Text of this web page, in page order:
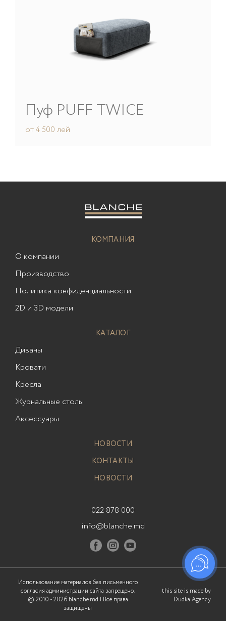
Пуф PUFF TWICE
от4 500 лей
КОМПАНИЯ
О компании
Производство
Политика конфиденциальности
2D и 3D модели
КАТАЛОГ
Диваны
Кровати
Кресла
Журнальные столы
Аксессуары
НОВОСТИ
КОНТАКТЫ
НОВОСТИ
022 878 000
info@blanche.md
Использование материалов без письменного
согласия администрации сайта запрещено.
© 2010 - 2026 blanche.md | Все права
защищены
this site is made by
Dudka Agency